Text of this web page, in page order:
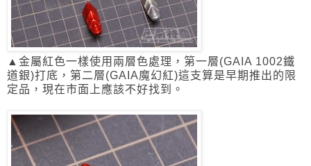
▲金屬紅色一樣使用兩層色處理，第一層(GAIA 1002鐵
道銀)打底， 第二層(GAIA魔幻紅)這支算是早期推出的限
定品，現在市面上應該不好找到。